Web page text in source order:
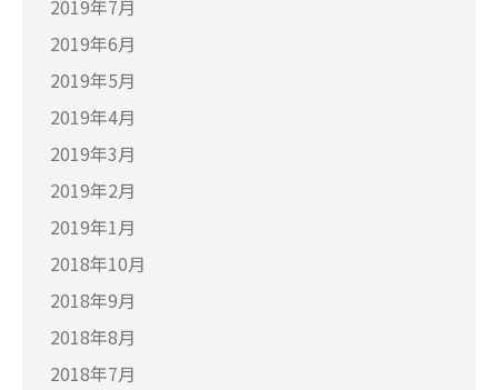
2019年7月
2019年6月
2019年5月
2019年4月
2019年3月
2019年2月
2019年1月
2018年10月
2018年9月
2018年8月
2018年7月